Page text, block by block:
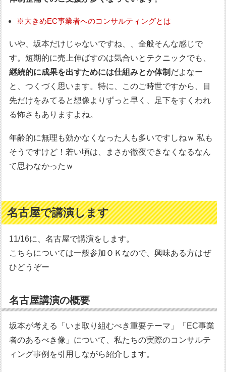
※大きめEC事業者へのコンサルティングとは
いや、坂本だけじゃないですね、、全般そんな感じで
す。短期的に売上伸ばすのは気合いとテクニックでも、
継続的に成果を出すためには仕組みとか体制 だよなー
と、つくづく思います。特に、このご時世ですから、目
先だけをみてると想像よりずっと早く、足下をすくわれ
る怖さもありますよね。
年齢的に無理も効かなくなった人も多いですしねｗ 私も
そうですけど！若い頃は、まさか徹夜できなくなるなん
て思わなかったｗ
名古屋で講演します
11/16に、名古屋で講演をします。
こちらについては一般参加ＯＫなので、興味ある方はぜ
ひどうぞー
名古屋講演の概要
坂本が考える「いま取り組むべき重要テーマ」「EC事業
者のあるべき像」について、私たちの実際のコンサルテ
ィング事例を引用しながら紹介します。